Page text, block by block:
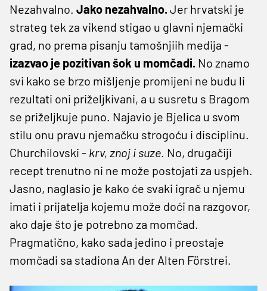
Nezahvalno. Jako nezahvalno.Jer hrvatski je
strateg tek za vikend stigao u glavni njemački
grad, no prema pisanju tamošnjiih medija -
izazvao je pozitivan šok u momčadi. No znamo
svi kako se brzo mišljenje promijeni ne budu li
rezultati oni priželjkivani, a u susretu s Bragom
se priželjkuje puno. Najavio je Bjelica u svom
stilu onu pravu njemačku strogoću i disciplinu.
Churchilovski - krv, znoj i suze. No, drugačiji
recept trenutno ni ne može postojati za uspjeh.
Jasno, naglasio je kako će svaki igrač u njemu
imati i prijatelja kojemu može doći na razgovor,
ako daje što je potrebno za momčad.
Pragmatično, kako sada jedino i preostaje
momčadi sa stadiona An der Alten Förstrei.